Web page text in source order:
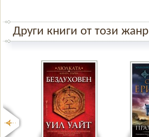
Други книги от този жанр